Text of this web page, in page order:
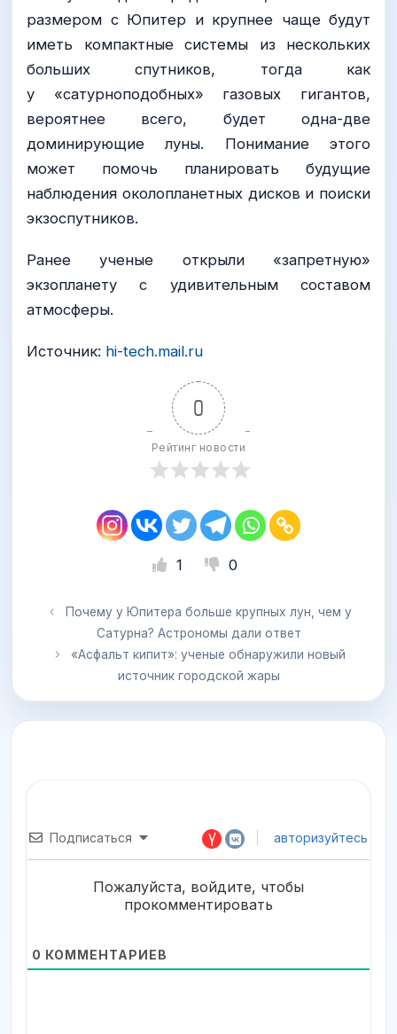
размером с Юпитер и крупнее чаще будут
иметь компактные системы из нескольких
больших спутников, тогда как
у «сатурноподобных» газовых гигантов,
вероятнее всего, будет одна-две
доминирующие луны. Понимание этого
может помочь планировать будущие
наблюдения околопланетных дисков и поиски
экзоспутников.
Ранее ученые открыли «запретную»
экзопланету с удивительным составом
атмосферы.
Источник: hi-tech.mail.ru
0
Рейтинг новости
1 0
Почему у Юпитера больше крупных лун, чем у
Сатурна? Астрономы дали ответ
«Асфальт кипит»: ученые обнаружили новый
источник городской жары
Подписаться авторизуйтесь
Пожалуйста, войдите, чтобы
прокомментировать
0 КОММЕНТАРИЕВ